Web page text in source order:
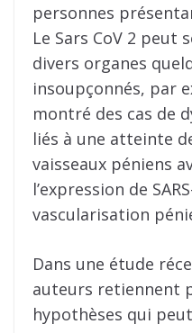
personnes
Le Sars CoV 2 peut
divers organes
insoupçonnés, par
montré des cas de
liés à une atteinte
vaisseaux péniens
l’expression de
vascularisation
Dans une étude
auteurs retiennent
hypothèses qui